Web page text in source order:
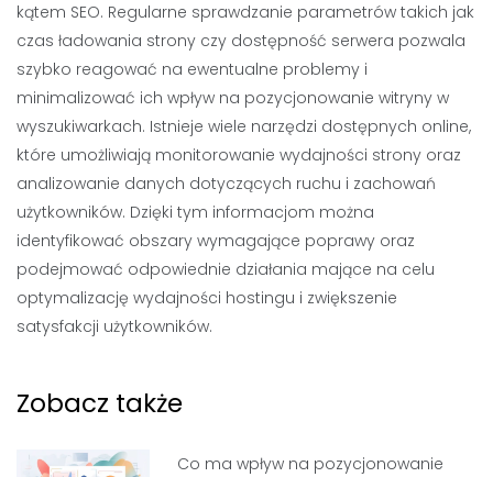
kątem SEO. Regularne sprawdzanie parametrów takich jak
czas ładowania strony czy dostępność serwera pozwala
szybko reagować na ewentualne problemy i
minimalizować ich wpływ na pozycjonowanie witryny w
wyszukiwarkach. Istnieje wiele narzędzi dostępnych online,
które umożliwiają monitorowanie wydajności strony oraz
analizowanie danych dotyczących ruchu i zachowań
użytkowników. Dzięki tym informacjom można
identyfikować obszary wymagające poprawy oraz
podejmować odpowiednie działania mające na celu
optymalizację wydajności hostingu i zwiększenie
satysfakcji użytkowników.
Zobacz także
Co ma wpływ na pozycjonowanie